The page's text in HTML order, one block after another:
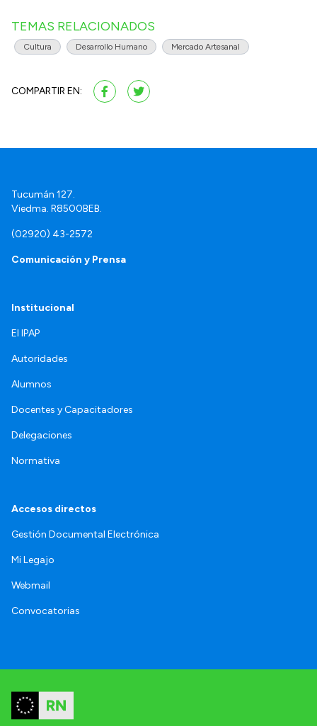
TEMAS RELACIONADOS
Cultura Desarrollo Humano Mercado Artesanal
COMPARTIR EN:
Tucumán 127.
Viedma. R8500BEB.
(02920) 43-2572
Comunicación y Prensa
Institucional
El IPAP
Autoridades
Alumnos
Docentes y Capacitadores
Delegaciones
Normativa
Accesos directos
Gestión Documental Electrónica
Mi Legajo
Webmail
Convocatorias